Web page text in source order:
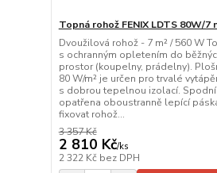
Topná rohož FENIX LDTS 80W/7
Dvoužilová rohož - 7 m² / 560 W
s ochranným opletením do
prostor (koupelny, prádelny).
80 W/m² je určen pro trvalé
s dobrou tepelnou izolací.
opatřena oboustranně lepící
fixovat rohož...
3 357 Kč
2 810 Kč/ks
2 322 Kč bez DPH